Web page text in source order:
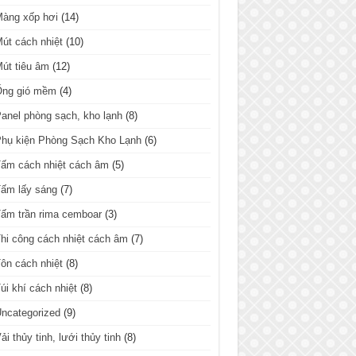
xốp hơi (14)
cách nhiệt (10)
tiêu âm (12)
gió mềm (4)
phòng sạch, kho lạnh (8)
kiện Phòng Sạch Kho Lạnh (6)
cách nhiệt cách âm (5)
lấy sáng (7)
trần rima cemboar (3)
công cách nhiệt cách âm (7)
cách nhiệt (8)
khí cách nhiệt (8)
(9)
thủy tinh, lưới thủy tinh (8)